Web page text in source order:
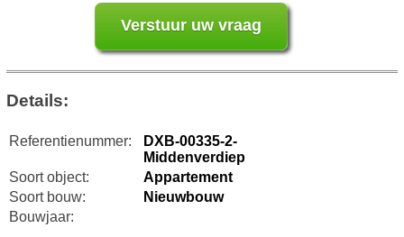
Details:
Referentienummer:
DXB-00335-2-
Middenverdiep
Soort object:
Appartement
Soort bouw:
Nieuwbouw
Bouwjaar: